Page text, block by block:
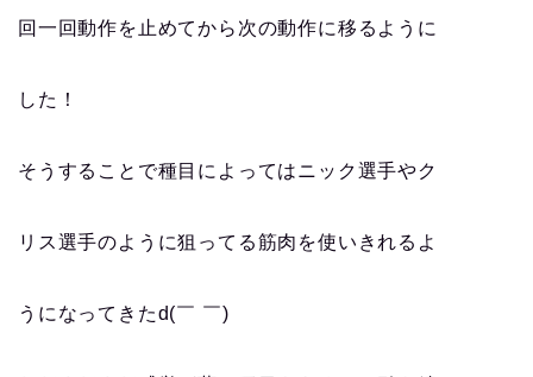
回一回動作を止めてから次の動作に移るように
した！
そうすることで種目によってはニック選手やク
リス選手のように狙ってる筋肉を使いきれるよ
うになってきたd(￣ ￣)